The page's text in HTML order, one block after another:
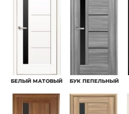
БЕЛЫЙ МАТОВЫЙ БУК ПЕПЕЛЬНЫЙ